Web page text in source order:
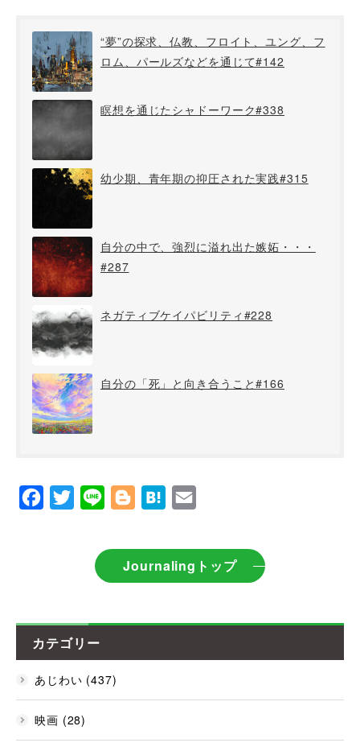
“夢”の探求、仏教、フロイト、ユング、フ
ロム、パールズなどを通じて#142
瞑想を通じたシャドーワーク#338
幼少期、青年期の抑圧された実践#315
自分の中で、強烈に溢れ出た嫉妬・・・
#287
ネガティブケイパビリティ#228
自分の「死」と向き合うこと#166
Facebook
TwitterLine BloggerHatena
Journalingトップ
カテゴリー
あじわい (437)
映画 (28)